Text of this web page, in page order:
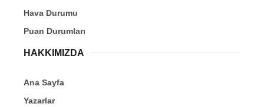
Hava Durumu
Puan Durumları
HAKKIMIZDA
Ana Sayfa
Yazarlar